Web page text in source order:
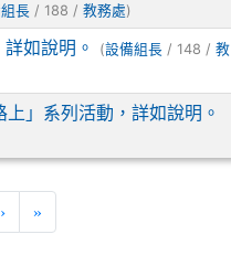
長 / 188 /教務處)
如說明。 (設備組長 / 148 /教
」系列活動，詳如說明。
› »